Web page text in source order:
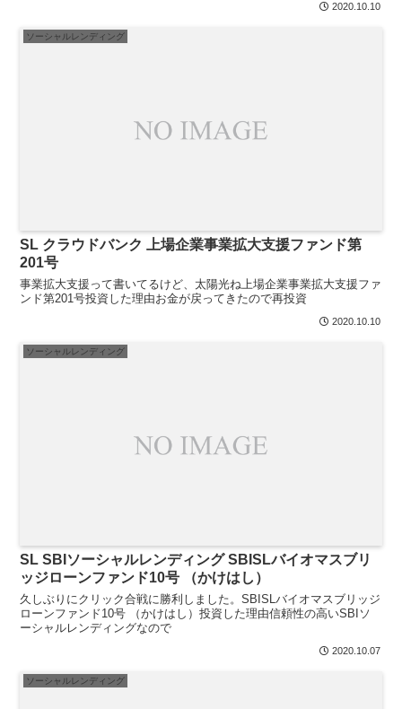
2020.10.10
ソーシャルレンディング
SL クラウドバンク 上場企業事業拡大支援ファンド第
201号
事業拡大支援って書いてるけど、太陽光ね上場企業事業拡大支援ファ
ンド第201号投資した理由お金が戻ってきたので再投資
2020.10.10
ソーシャルレンディング
SL SBIソーシャルレンディング SBISLバイオマスブリ
ッジローンファンド10号 （かけはし）
久しぶりにクリック合戦に勝利しました。SBISLバイオマスブリッジ
ローンファンド10号 （かけはし）投資した理由信頼性の高いSBIソ
ーシャルレンディングなので
2020.10.07
ソーシャルレンディング